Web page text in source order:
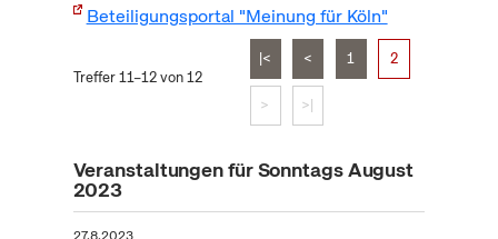
Beteiligungsportal "Meinung für Köln"
Treffer 11–12 von 12
|< < 1 2
> >|
Veranstaltungen für Sonntags August
2023